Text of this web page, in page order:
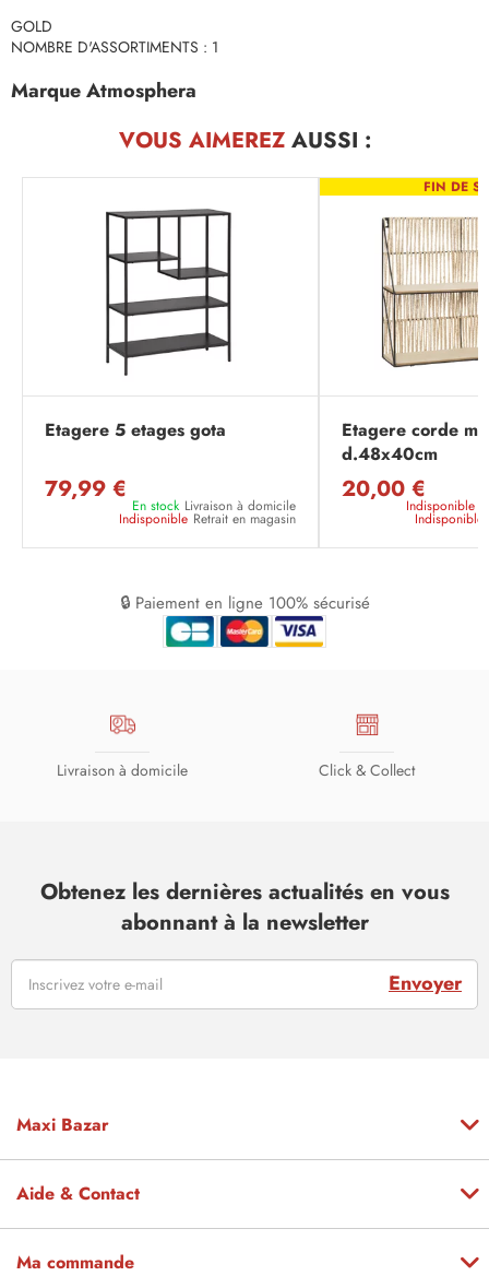
GOLD
NOMBRE D'ASSORTIMENTS : 1
Marque Atmosphera
VOUS AIMEREZAUSSI :
Etagere 5 etages gota
79,99 €
En stock Livraison à domicile
Indisponible Retrait en magasin
FIN DE
Etagere corde
d.48x40cm
20,00 €
Indisponible
Indisponible
🔒 Paiement en ligne 100% sécurisé
Livraison à domicile Click & Collect
Obtenez les dernières actualités en vous
abonnant à la newsletter
Envoyer
Maxi Bazar
Aide & Contact
Ma commande